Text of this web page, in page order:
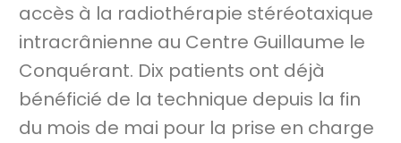
accès à la radiothérapie stéréotaxique
intracrânienne au Centre Guillaume le
Conquérant. Dix patients ont déjà
bénéficié de la technique depuis la fin
du mois de mai pour la prise en charge